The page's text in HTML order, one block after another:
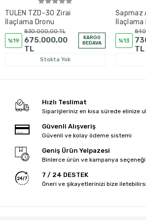
TULEN TZD-30 Zirai
İlaçlama Dronu
%19
830.000,00 TL
675.000,00
TL
KARGO
BEDAVA
Stokta Yok
Sapmaz
İlaçlama
Drone
%13
TL
Hızlı Teslimat
Siparişleriniz en kısa sürede elinize
Güvenli Alışveriş
Güvenli ve kolay ödeme sistemi
Geniş Ürün Yelpazesi
Binlerce ürün ve kampanya seçeneği
7 / 24 DESTEK
Öneri ve şikayetlerinizi bize